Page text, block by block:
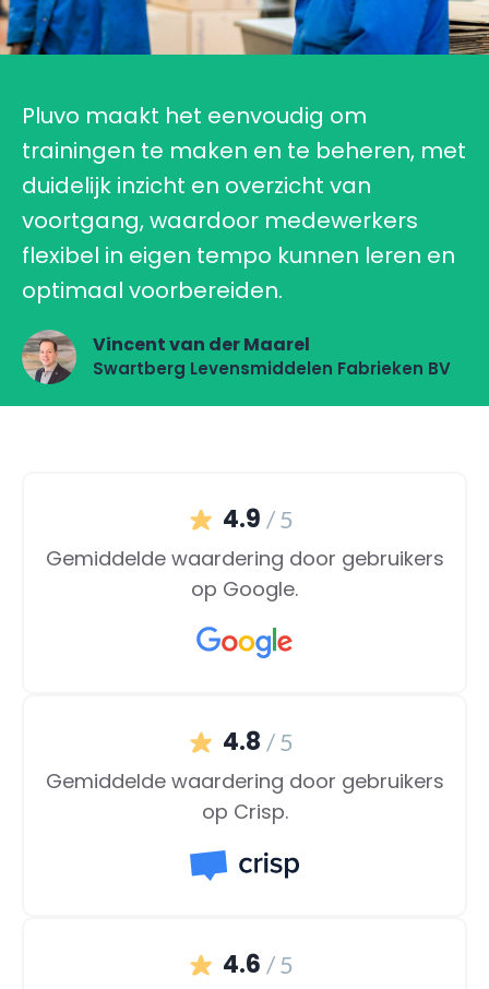
Pluvo maakt het eenvoudig om
trainingen te maken en te beheren, met
duidelijk inzicht en overzicht van
voortgang, waardoor medewerkers
flexibel in eigen tempo kunnen leren en
optimaal voorbereiden.
Vincent van der Maarel
Swartberg Levensmiddelen Fabrieken BV
4.9 / 5
Gemiddelde waardering door gebruikers
op Google.
4.8 / 5
Gemiddelde waardering door gebruikers
op Crisp.
4.6 / 5